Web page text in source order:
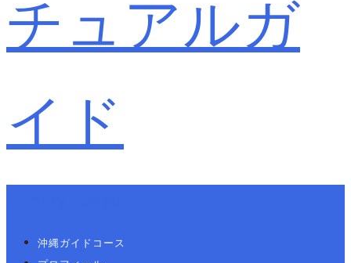
沖縄ガイドコース